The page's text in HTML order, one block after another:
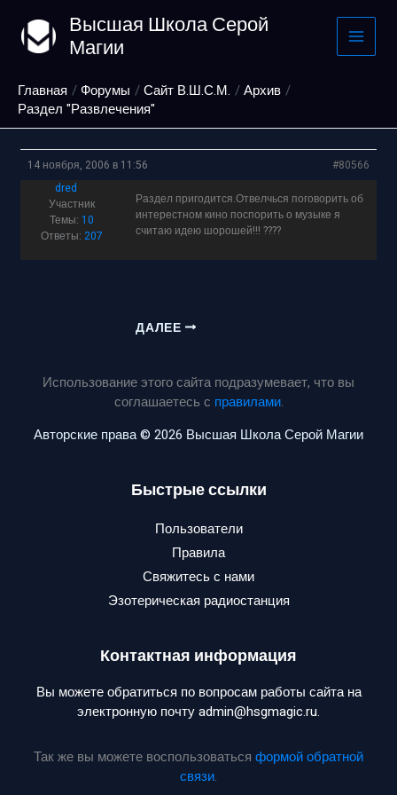
содержимому
Высшая Школа Серой
Магии
Главная Форумы Сайт В.Ш.С.М.
Архив
Раздел "Развлечения"
14 ноября, 2006 в 11:56
#80566
dred
Участник
Темы: 10
Ответы: 207
Раздел пригодится.Отвелчься поговорить об
интерестном кино поспорить о музыке я
считаю идею шорошей!!! ????
ДАЛЕЕ
Использование этого сайта подразумевает, что вы
соглашаетесь с правилами.
Авторские права © 2026 Высшая Школа Серой Магии
Быстрые ссылки
Пользователи
Правила
Свяжитесь с нами
Эзотерическая радиостанция
Контактная информация
Вы можете обратиться по вопросам работы сайта на
электронную почту admin@hsgmagic.ru.
Так же вы можете воспользоваться формой обратной
связи.